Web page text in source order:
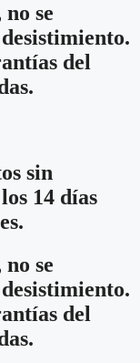
se
del
sin
14 días
se
del